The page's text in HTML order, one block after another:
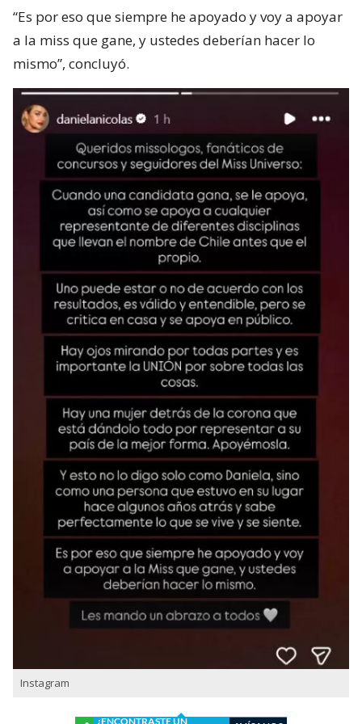
“Es por eso que siempre he apoyado y voy a apoyar
a la miss que gane, y ustedes deberían hacer lo
mismo”, concluyó.
Instagram
¿ENCONTRASTE UN